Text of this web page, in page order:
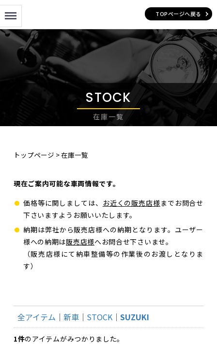
STOCK
在庫一覧
トップページ >在庫一覧
現在ご案内可能な車両情報です。
価格等に関しましては、
お近くの販売店様までお問合せ
下さいますようお願いいたします。
納期は弊社から販売店様への納期となります。ユーザー
様への納期は販売店様へお問合せ下さいませ。
（販売店様にて納車整備等の作業後のお渡しとなりま
す）
全アイテム 新車 STOCK SUZUKI
1件のアイテムがみつかりました。
TOPページへ戻る